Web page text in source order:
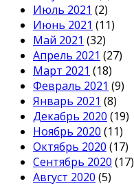
Июль 2021 (2)
Июнь 2021 (11)
Май 2021 (32)
Апрель 2021 (27)
Март 2021 (18)
Февраль 2021 (9)
Январь 2021 (8)
Декабрь 2020 (19)
Ноябрь 2020 (11)
Октябрь 2020 (17)
Сентябрь 2020 (17)
Август 2020 (5)